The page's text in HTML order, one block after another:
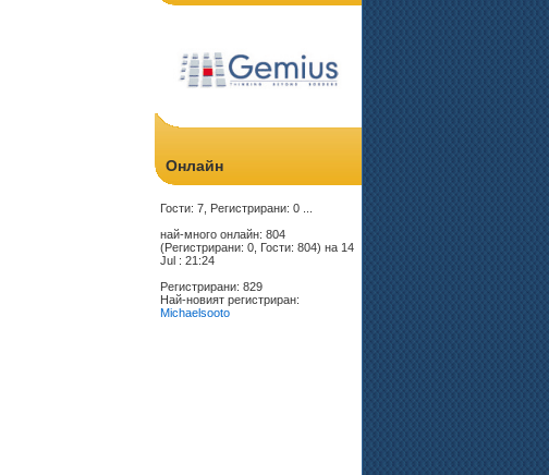
Онлайн
Гости: 7, Регистрирани: 0 ...
най-много онлайн: 804
(Регистрирани: 0, Гости: 804) на 14
Jul : 21:24
Регистрирани: 829
Най-новият регистриран:
Michaelsooto